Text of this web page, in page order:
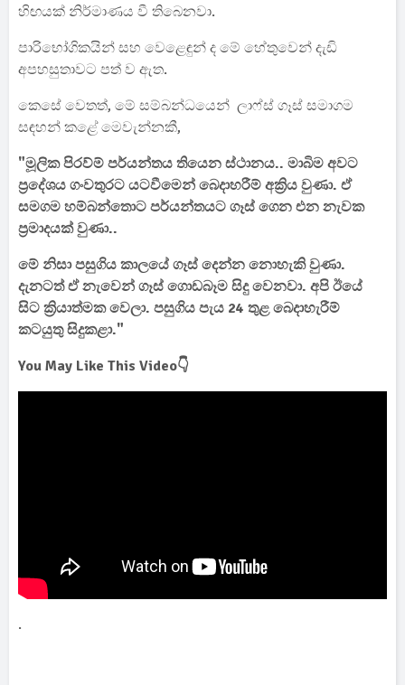
හිඟයක් නිර්මාණය වී තිබෙනවා.
පාරිභෝගිකයින් සහ වෙළෙඳුන් ද මේ හේතුවෙන් දැඩි
අපහසුතාවට පත් ව ඇත.
කෙසේ වෙතත්, මේ සම්බන්ධයෙන් ලාෆ්ස් ගෑස් සමාගම
සඳහන් කළේ මෙවැන්නකී,
"මූලික පිරව්ම් පර්යන්තය තියෙන ස්ථානය.. මාබිම අවට
ප්‍රදේශය ගංවතුරට යටවීමෙන් බෙදාහරීම් අක්‍රිය වුණා. ඒ
සමගම හම්බන්තොට පර්යන්තයට ගෑස් ගෙන එන නැවක
ප්‍රමාදයක් වුණා..
මේ නිසා පසුගිය කාලයේ ගෑස් දෙන්න නොහැකි වුණා.
දැනටත් ඒ නැවෙන් ගෑස් ගොඩබෑම සිදු වෙනවා. අපි ඊයේ
සිට ක්‍රියාත්මක වෙලා. පසුගිය පැය 24 තුළ බෙදාහැරීම්
කටයුතු සිදුකළා."
You May Like This Video👇
.